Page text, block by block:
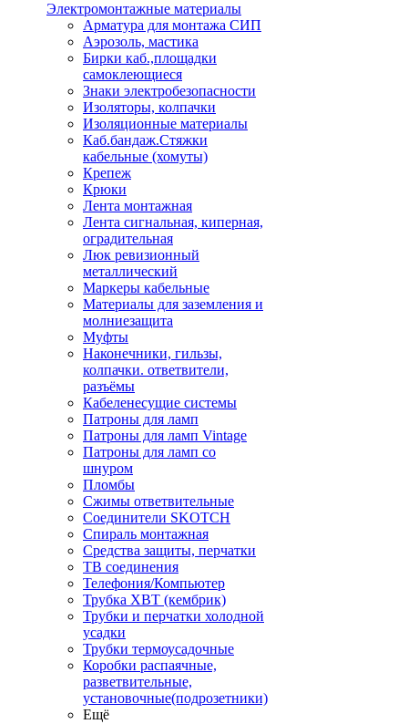
Электромонтажные материалы
Арматура для монтажа СИП
Аэрозоль, мастика
Бирки каб.,площадки
самоклеющиеся
Знаки электробезопасности
Изоляторы, колпачки
Изоляционные материалы
Каб.бандаж.Стяжки
кабельные (хомуты)
Крепеж
Крюки
Лента монтажная
Лента сигнальная, киперная,
оградительная
Люк ревизионный
металлический
Маркеры кабельные
Материалы для заземления и
молниезащита
Муфты
Наконечники, гильзы,
колпачки. ответвители,
разъёмы
Кабеленесущие системы
Патроны для ламп
Патроны для ламп Vintage
Патроны для ламп со
шнуром
Пломбы
Сжимы ответвительные
Соединители SKOTCH
Спираль монтажная
Средства защиты, перчатки
ТВ соединения
Телефония/Компьютер
Трубка ХВТ (кембрик)
Трубки и перчатки холодной
усадки
Трубки термоусадочные
Коробки распаячные,
разветвительные,
установочные(подрозетники)
Ещё